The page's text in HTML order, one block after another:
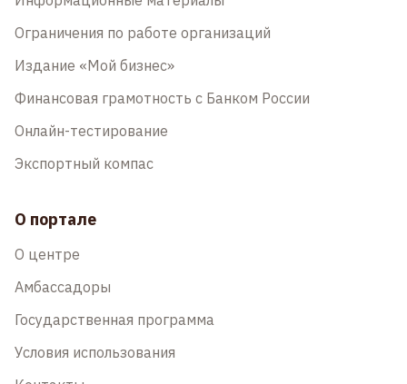
Ограничения по работе организаций
Издание «Мой бизнес»
Финансовая грамотность с Банком России
Онлайн-тестирование
Экспортный компас
О портале
О центре
Амбассадоры
Государственная программа
Условия использования